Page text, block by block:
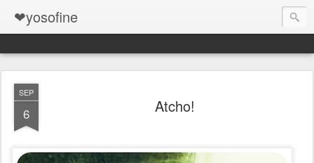
❤yosofine
SEP
6 Atcho!